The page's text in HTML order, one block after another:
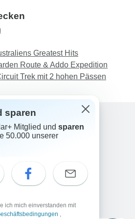
bekannt ist, einige
probieren. Meine
Kerala-Tour
war gut organisiert, und
komfortabel und sauber.
waren sachkundig und
diese Tour jedem empfehlen,
und die Schönheit von
Es war wirklich eine
Greatest Hits
Route & Addo Expedition
Trek mit 2 hohen Pässen
FR NL
sparen
Mitglied und sparen
50.000 unserer
ich mich einverstanden mit
,